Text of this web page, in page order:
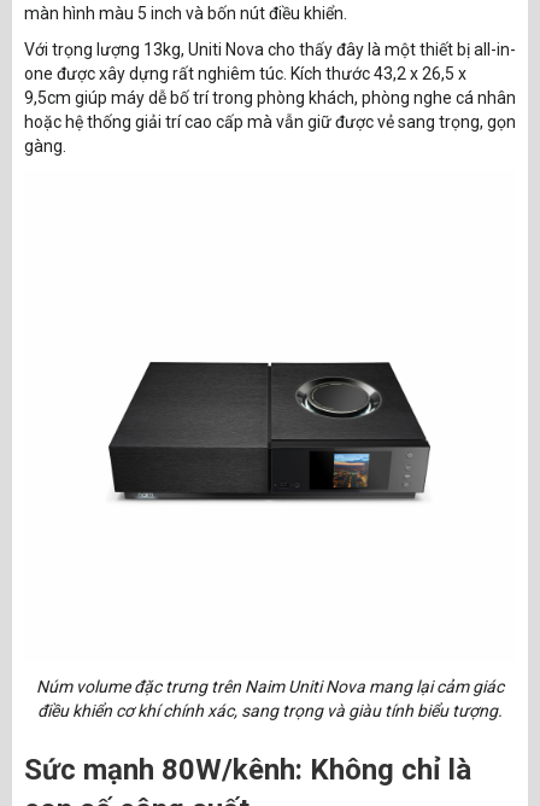
màn hình màu 5 inch và bốn nút điều khiển.
Với trọng lượng 13kg, Uniti Nova cho thấy đây là một thiết bị all-in-
one được xây dựng rất nghiêm túc. Kích thước 43,2 x 26,5 x
9,5cm giúp máy dễ bố trí trong phòng khách, phòng nghe cá nhân
hoặc hệ thống giải trí cao cấp mà vẫn giữ được vẻ sang trọng, gọn
gàng.
Núm volume đặc trưng trên Naim Uniti Nova mang lại cảm giác
điều khiển cơ khí chính xác, sang trọng và giàu tính biểu tượng.
Sức mạnh 80W/kênh: Không chỉ là